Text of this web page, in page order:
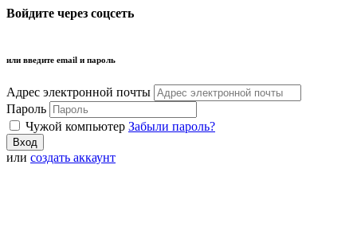
Войдите через соцсеть
или введите email и пароль
Адрес электронной почты
Пароль
Чужой компьютер Забыли пароль?
или создать аккаунт